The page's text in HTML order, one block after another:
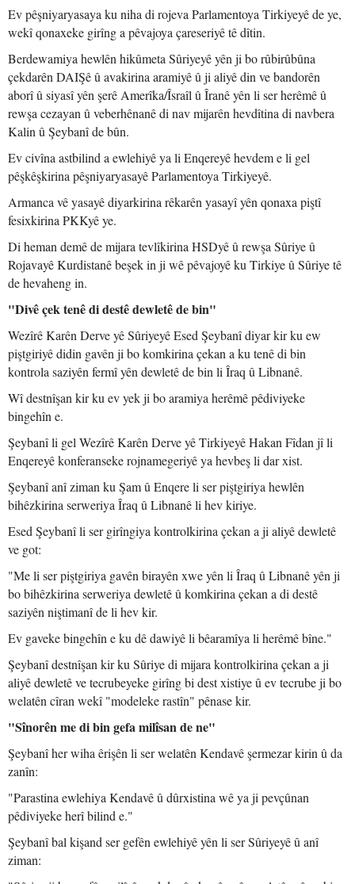
Ev pêşniyaryasaya ku niha di rojeva Parlamentoya Tirkiyeyê de ye,
wekî qonaxeke girîng a pêvajoya çareseriyê tê dîtin.
Berdewamiya hewlên hikûmeta Sûriyeyê yên ji bo rûbirûbûna
çekdarên DAIŞê û avakirina aramiyê û ji aliyê din ve bandorên
aborî û siyasî yên şerê Amerîka/Îsraîl û Îranê yên li ser herêmê û
rewşa cezayan û veberhênanê di nav mijarên hevdîtina di navbera
Kalin û Şeybanî de bûn.
Ev civîna astbilind a ewlehiyê ya li Enqereyê hevdem e li gel
pêşkêşkirina pêşniyaryasayê Parlamentoya Tirkiyeyê.
Armanca vê yasayê diyarkirina rêkarên yasayî yên qonaxa piştî
fesixkirina PKKyê ye.
Di heman demê de mijara tevlîkirina HSDyê û rewşa Sûriye û
Rojavayê Kurdistanê beşek in ji wê pêvajoyê ku Tirkiye û Sûriye tê
de hevaheng in.
"Divê çek tenê di destê dewletê de bin"
Wezîrê Karên Derve yê Sûriyeyê Esed Şeybanî diyar kir ku ew
piştgiriyê didin gavên ji bo komkirina çekan a ku tenê di bin
kontrola saziyên fermî yên dewletê de bin li Îraq û Libnanê.
Wî destnîşan kir ku ev yek ji bo aramiya herêmê pêdiviyeke
bingehîn e.
Şeybanî li gel Wezîrê Karên Derve yê Tirkiyeyê Hakan Fîdan jî li
Enqereyê konferanseke rojnamegeriyê ya hevbeş li dar xist.
Şeybanî anî ziman ku Şam û Enqere li ser piştgiriya hewlên
bihêzkirina serweriya Îraq û Libnanê li hev kiriye.
Esed Şeybanî li ser girîngiya kontrolkirina çekan a ji aliyê dewletê
ve got:
"Me li ser piştgiriya gavên birayên xwe yên li Îraq û Libnanê yên ji
bo bihêzkirina serweriya dewletê û komkirina çekan a di destê
saziyên niştimanî de li hev kir.
Ev gaveke bingehîn e ku dê dawiyê li bêaramîya li herêmê bîne."
Şeybanî destnîşan kir ku Sûriye di mijara kontrolkirina çekan a ji
aliyê dewletê ve tecrubeyeke girîng bi dest xistiye û ev tecrube ji bo
welatên cîran wekî "modeleke rastîn" pênase kir.
"Sînorên me di bin gefa milîsan de ne"
Şeybanî her wiha êrişên li ser welatên Kendavê şermezar kirin û da
zanîn:
"Parastina ewlehiya Kendavê û dûrxistina wê ya ji pevçûnan
pêdiviyeke herî bilind e."
Şeybanî bal kişand ser gefên ewlehiyê yên li ser Sûriyeyê û anî
ziman: